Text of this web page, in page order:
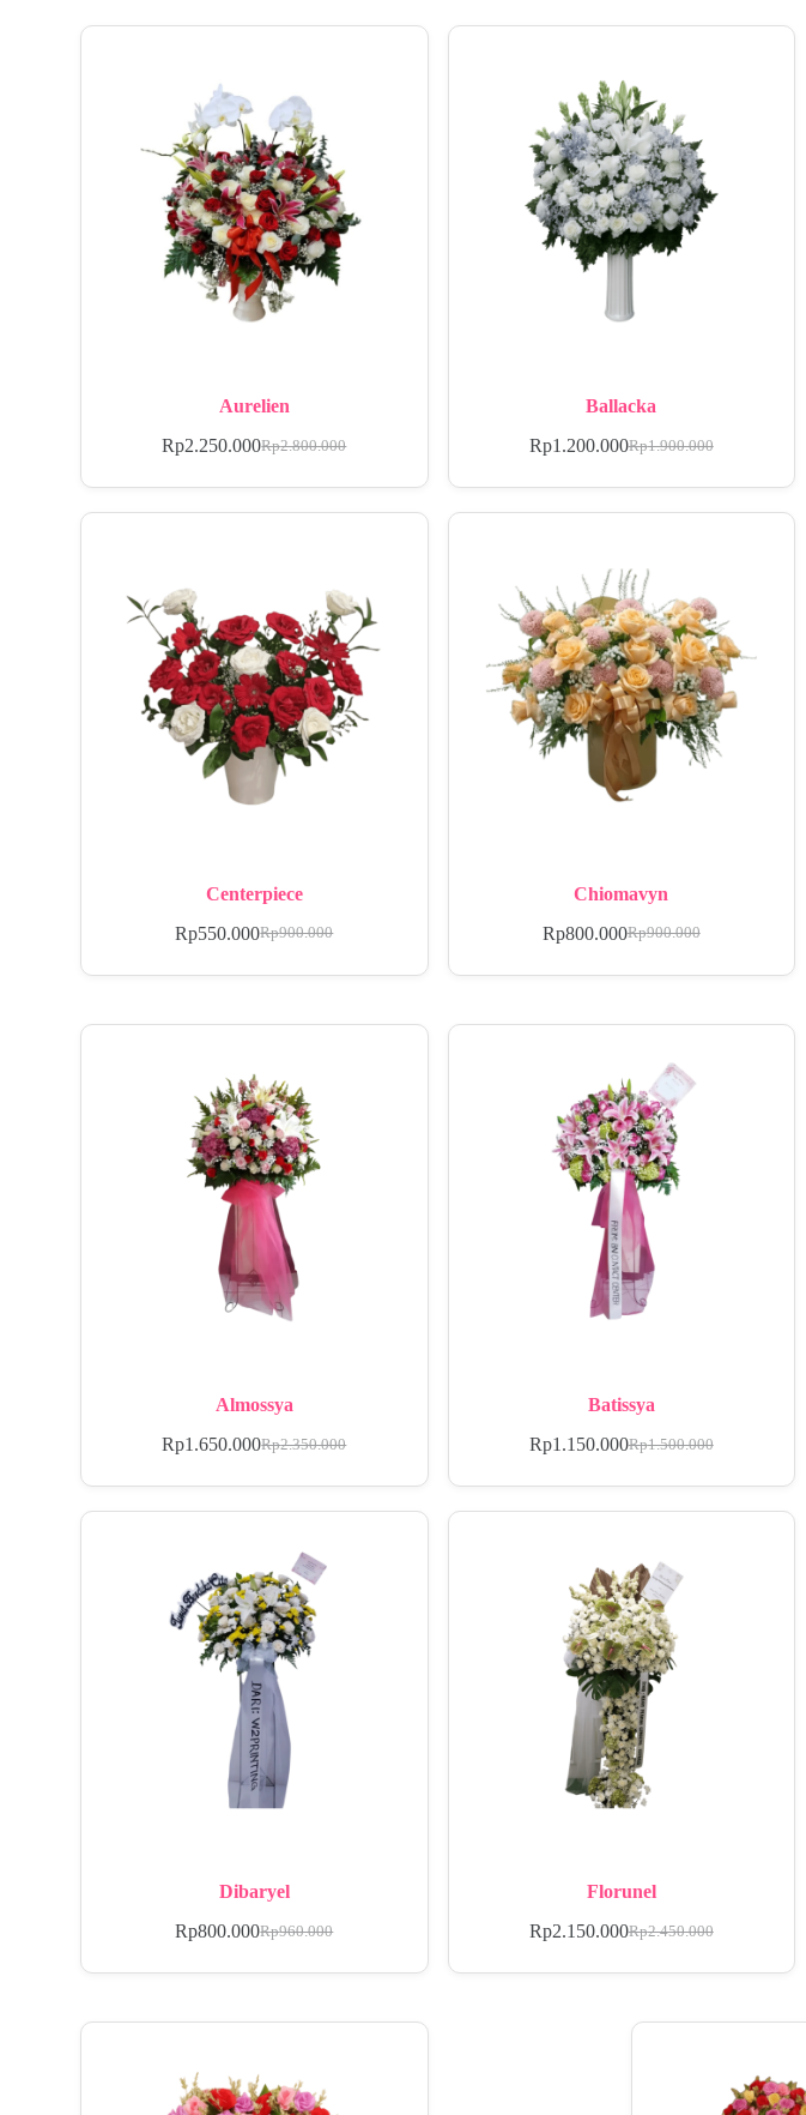
Aurelien
Rp2.800.000
Rp2.250.000
Ballacka
Rp1.900.000
Rp1.200.000
Centerpiece
Rp900.000
Rp550.000
Chiomavyn
Rp900.000
Rp800.000
Almossya
Rp2.350.000
Rp1.650.000
Batissya
Rp1.500.000
Rp1.150.000
Dibaryel
Rp960.000
Rp800.000
Florunel
Rp2.450.000
Rp2.150.000